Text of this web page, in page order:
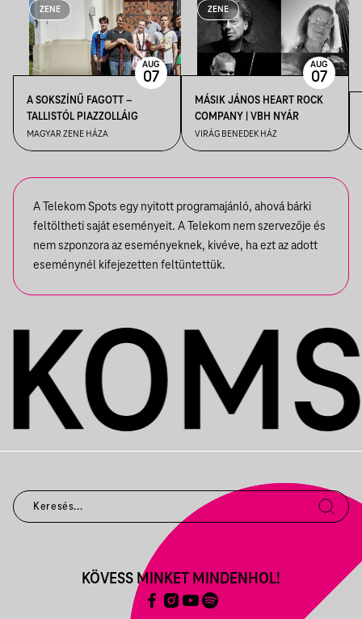
ZENE
A SOKSZÍNŰ FAGOTT –
TALLISTÓL PIAZZOLLÁIG
MAGYAR ZENE HÁZA
AUG
07
ZENE
MÁSIK JÁNOS HEART ROCK
COMPANY | VBH NYÁR
VIRÁG BENEDEK HÁZ
AUG
07
A Telekom Spots egy nyitott programajánló, ahová bárki
feltöltheti saját eseményeit. A Telekom nem szervezője és
nem szponzora az eseményeknek, kivéve, ha ezt az adott
eseménynél kifejezetten feltüntettük.
KÖVESS MINKET MINDENHOL!